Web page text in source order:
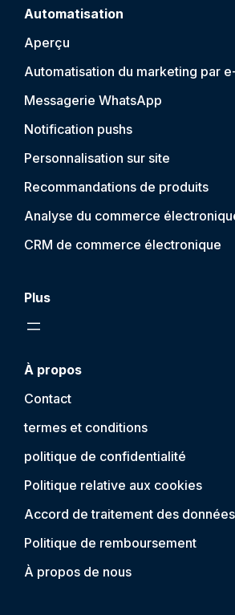
Automatisation
Aperçu
Automatisation du marketing par
Messagerie WhatsApp
Notification pushs
Personnalisation sur site
Recommandations de produits
Analyse du commerce
CRM de commerce électronique
Plus
À propos
Contact
termes et conditions
politique de confidentialité
Politique relative aux cookies
Accord de traitement des données
Politique de remboursement
À propos de nous